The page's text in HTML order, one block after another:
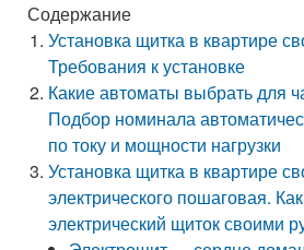
Содержание
Установка щитка в квартире
Требования к установке
Какие автоматы выбрать для
Подбор номинала
по току и мощности нагрузки
Установка щитка в квартире
электрического пошаговая.
электрический щиток своими